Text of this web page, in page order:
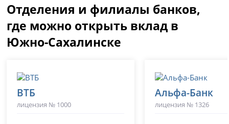
Отделения и филиалы банков,
где можно открыть вклад в
Южно-Сахалинске
ВТБ
лицензия № 1000
Альфа-Банк
лицензия № 1326